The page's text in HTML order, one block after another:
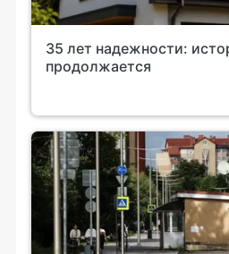
35 лет надежности:
продолжается